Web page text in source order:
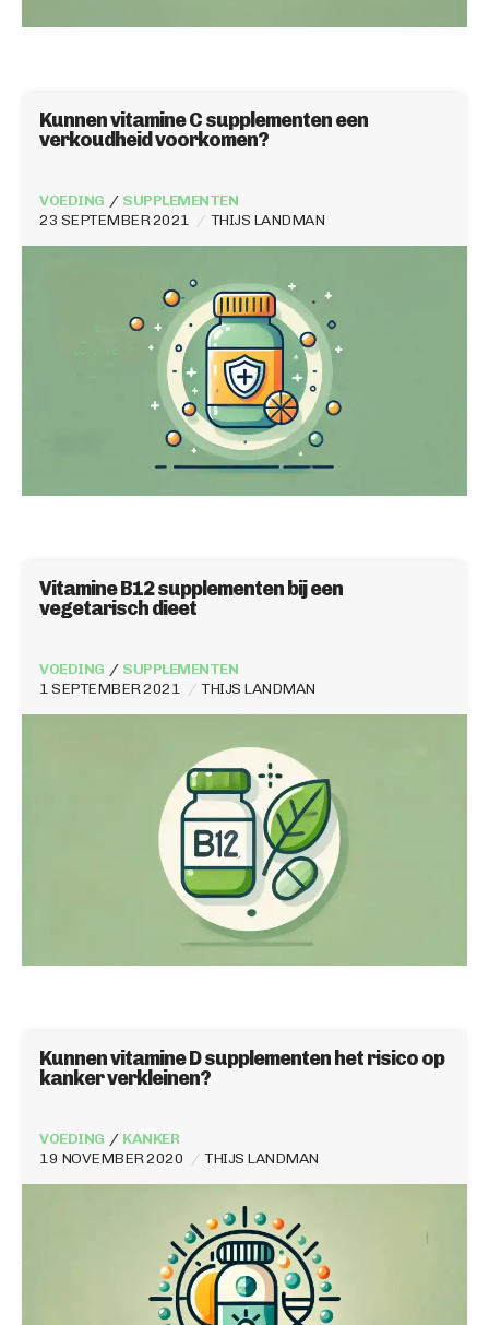
Kunnen vitamine C supplementen een
verkoudheid voorkomen?
23 SEPTEMBER 2021 THIJS LANDMAN
VOEDING SUPPLEMENTEN
Vitamine B12 supplementen bij een
vegetarisch dieet
1 SEPTEMBER 2021 THIJS LANDMAN
VOEDING SUPPLEMENTEN
Kunnen vitamine D supplementen het risico op
kanker verkleinen?
19 NOVEMBER 2020 THIJS LANDMAN
VOEDING KANKER